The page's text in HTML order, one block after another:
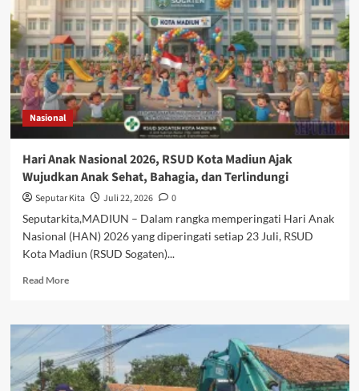
Pemerintah
daerah
siapkan
strategi
antisipasi
Kekeringan
dan
Karhutla
Nasional
Hari Anak Nasional 2026, RSUD Kota Madiun Ajak
Wujudkan Anak Sehat, Bahagia, dan Terlindungi
Seputar Kita Juli 22, 2026
0
Seputarkita,MADIUN – Dalam rangka memperingati Hari Anak
Nasional (HAN) 2026 yang diperingati setiap 23 Juli, RSUD
Kota Madiun (RSUD Sogaten)...
Read MoreRead
Hari
Nasional
2026,
RSUD